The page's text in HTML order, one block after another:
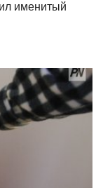
именитый